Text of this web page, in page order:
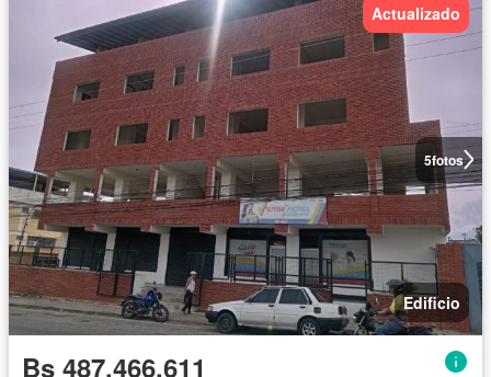
5fotos
Actualizado
Edificio
Bs 487.466.611